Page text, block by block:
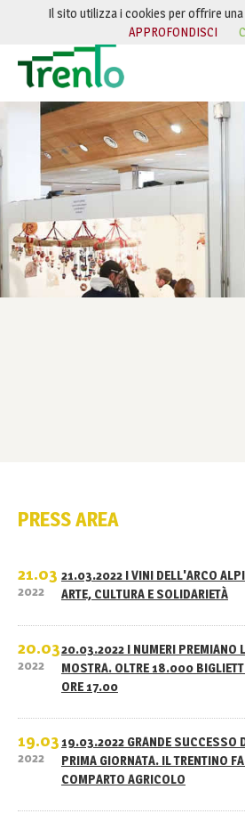
Salta al contenuto
PRESS AREA
21.03
2022
21.03.2022 I VINI DELL'ARCO
ARTE, CULTURA E SOLIDARIETÀ
20.03
2022
20.03.2022 I NUMERI PREMIANO
MOSTRA. OLTRE 18.000
ORE 17.00
19.03
2022
19.03.2022 GRANDE SUCCESSO
PRIMA GIORNATA. IL TRENTINO
COMPARTO AGRICOLO
Il sito utilizza i cookies per offrire
APPROFONDISCI